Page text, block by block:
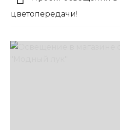
цветопередачи!